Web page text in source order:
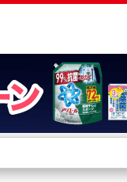
店舗サービス
ネット取り置き